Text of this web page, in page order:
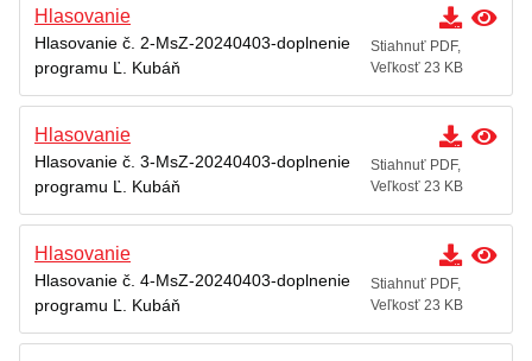
Hlasovanie
Hlasovanie č. 2-MsZ-20240403-doplnenie
programu Ľ. Kubáň
Stiahnuť PDF,
Veľkosť 23 KB
Hlasovanie
Hlasovanie č. 3-MsZ-20240403-doplnenie
programu Ľ. Kubáň
Stiahnuť PDF,
Veľkosť 23 KB
Hlasovanie
Hlasovanie č. 4-MsZ-20240403-doplnenie
programu Ľ. Kubáň
Stiahnuť PDF,
Veľkosť 23 KB